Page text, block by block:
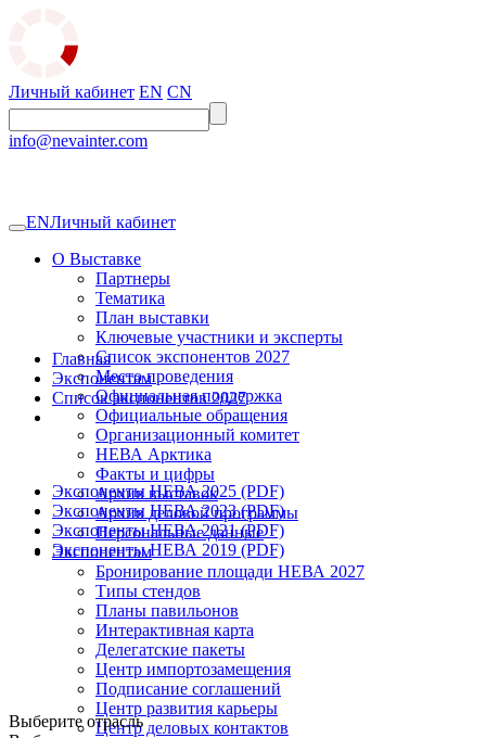
Личный кабинет EN CN
info@nevainter.com
ENЛичный кабинет
О Выставке
Партнеры
Тематика
План выставки
Ключевые участники и эксперты
Список экспонентов 2027
Место проведения
Официальная поддержка
Официальные обращения
Организационный комитет
НЕВА Арктика
Факты и цифры
Архив выставок
Архив деловой программы
Персональные данные
Экспонентам
Бронирование площади НЕВА 2027
Типы стендов
Планы павильонов
Интерактивная карта
Делегатские пакеты
Центр импортозамещения
Подписание соглашений
Центр развития карьеры
Центр деловых контактов
Главная
Экспонентам
Список экспонентов 2027
Экспоненты НЕВА 2025 (PDF)
Экспоненты НЕВА 2023 (PDF)
Экспоненты НЕВА 2021 (PDF)
Экспоненты НЕВА 2019 (PDF)
Выберите отрасль